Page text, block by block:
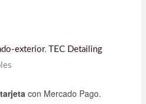
exterior,
TEC Detailing
con Mercado Pago.